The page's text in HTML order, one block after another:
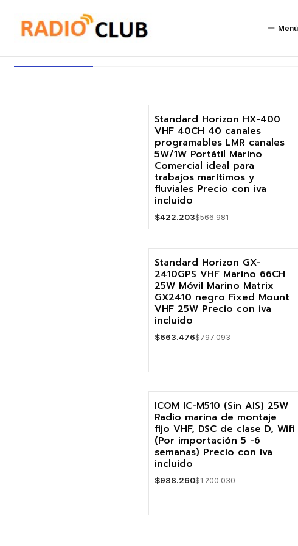
Menú
GPS Marino
-26%
Agotado
Standard Horizon HX-400
VHF 40CH 40 canales
programables LMR canales
5W/1W Portátil Marino
Comercial ideal para
trabajos marítimos y
fluviales Precio con iva
incluido
$422.203$566.981
VER DETALLES
-17%
Standard Horizon GX-
2410GPS VHF Marino 66CH
25W Móvil Marino Matrix
GX2410 negro Fixed Mount
VHF 25W Precio con iva
incluido
$663.476$797.093
-18%
Agotado
ICOM IC-M510 (Sin AIS) 25W
Radio marina de montaje
fijo VHF, DSC de clase D, Wifi
(Por importación 5 -6
semanas) Precio con iva
incluido
$988.260$1.200.030